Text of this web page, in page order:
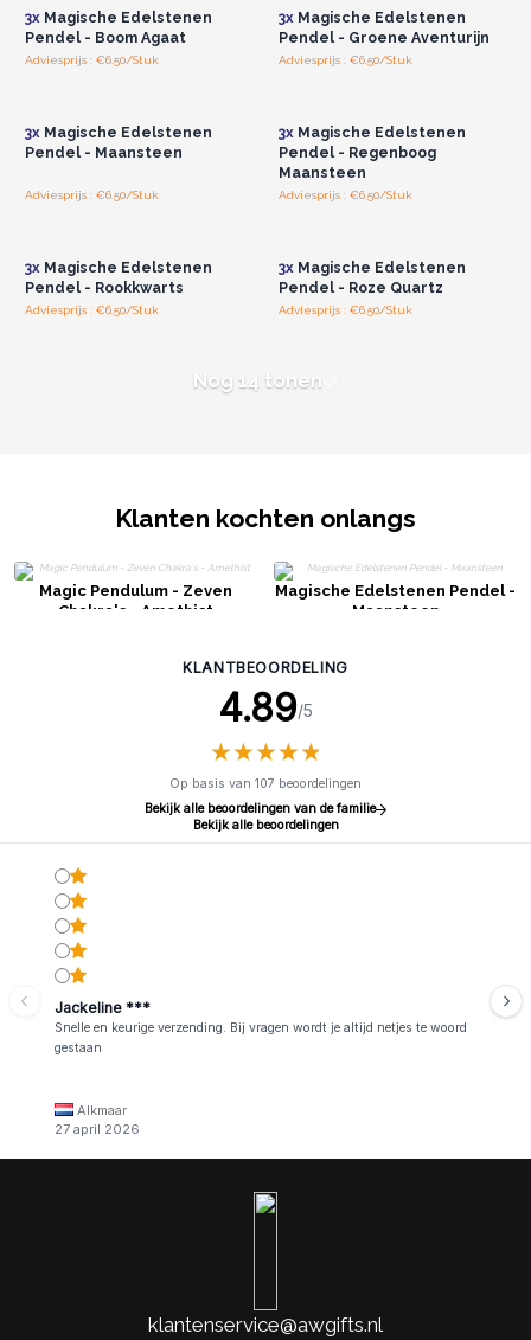
3xMagische Edelstenen
Pendel - Boom Agaat
Adviesprijs : €6.50/Stuk
3xMagische Edelstenen
Pendel - Groene Aventurijn
Adviesprijs : €6.50/Stuk
3xMagische Edelstenen
Pendel - Maansteen
Adviesprijs : €6.50/Stuk
3xMagische Edelstenen
Pendel - Regenboog
Maansteen
Adviesprijs : €6.50/Stuk
3xMagische Edelstenen
Pendel - Rookkwarts
Adviesprijs : €6.50/Stuk
3xMagische Edelstenen
Pendel - Roze Quartz
Adviesprijs : €6.50/Stuk
Nog 14 tonen
Klanten kochten onlangs
Magic Pendulum - Zeven
Chakra's - Amethist
Magische Edelstenen Pendel -
Maansteen
KLANTBEOORDELING
4.89/5
★★★★★
★★★★★
Op basis van 107 beoordelingen
Bekijk alle beoordelingen van de familie
Bekijk alle beoordelingen
Jackeline ***
Snelle en keurige verzending. Bij vragen wordt je altijd netjes te woord
gestaan
Alkmaar
27 april 2026
klantenservice@awgifts.nl